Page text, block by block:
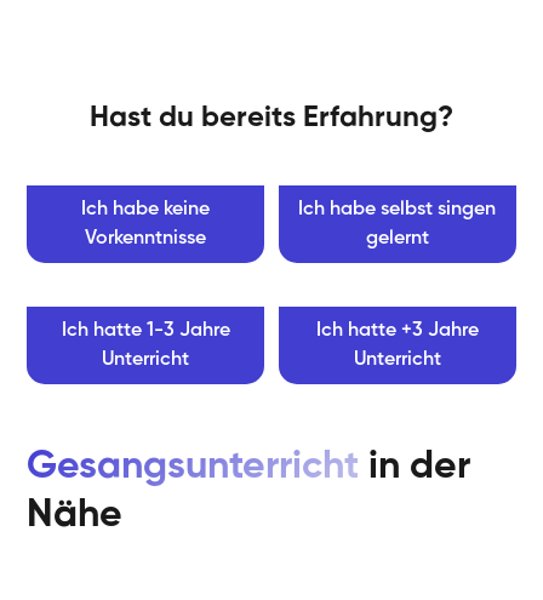
Hast du bereits Erfahrung?
Ich habe keine
Vorkenntnisse
Ich habe selbst singen
gelernt
Ich hatte 1-3 Jahre
Unterricht
Ich hatte +3 Jahre
Unterricht
Gesangsunterricht in der
Nähe